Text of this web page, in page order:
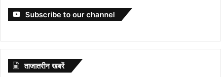
Subscribe to our channel
ताजातरीन खबरें